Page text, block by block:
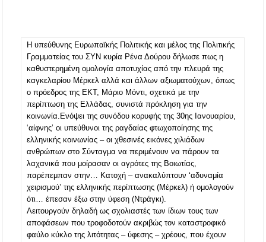
Κασσάνδρα
Χαλκιδική: Νεκρός 68χρονος λουόμενος στην
παραλία της Νέας Ποτίδαιας
Χαλκιδική: Πρωταθλήτρια στις καταγγελίες
για παραλίες – Σφραγίσεις και πρόστιμα μετά
τους ελέγχους
Εγκρίθηκε η λειτουργία τμήματος της Σ.Α.Ε.Κ.
Μουδανιών στον Πολύγυρο– Δικαίωση της
διεκδίκησης του Δήμου Πολυγύρου
Η ΕΥΑΘ επεκτείνεται στη Χαλκιδική – Τι
αλλάζει με τον νέο νόμο για ύδρευση και
αποχέτευση
Η υπεύθυνης Ευρωπαϊκής Πολιτικής και μέλος της Πολιτικής
Γραμματείας του ΣΥΝ κυρία Ρένα Δούρου δήλωσε πως η
καθυστερημένη ομολογία αποτυχίας από την πλευρά της
καγκελαρίου Μέρκελ αλλά και άλλων αξιωματούχων, όπως
οπρόεδρος της ΕΚΤ, Μάριο Μόντι, σχετικά με την
περίπτωση της Ελλάδας, συνιστά πρόκληση για την
κοινωνία. Ενόψει της συνόδου κορυφής της 30ης Ιανουαρίου,
‘αίφνης’ οι υπεύθυνοι της ραγδαίας φτωχοποίησης της
ελληνικής κοινωνίας – οι χθεσινές εικόνες χιλιάδων
ανθρώπων στο Σύνταγμα να περιμένουν να πάρουν τα
λαχανικά που μοίρασαν οι αγρότες της Βοιωτίας,
παρέπεμπαν στην… Κατοχή – ανακαλύπτουν ‘αδυναμία
χειρισμού’ της ελληνικής περίπτωσης (Μέρκελ) ή ομολογούν
ότι… έπεσαν έξω στην ύφεση (Ντράγκι).
Λειτουργούν δηλαδή ως σχολιαστές των ίδιων τους των
αποφάσεων που τροφοδοτούν ακριβώς τον καταστροφικό
φαύλο κύκλο της λιτότητας – ύφεσης – χρέους, που έχουν